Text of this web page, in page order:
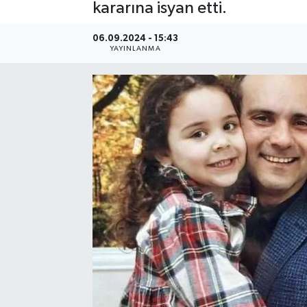
kararına isyan etti.
06.09.2024 - 15:43
YAYINLANMA